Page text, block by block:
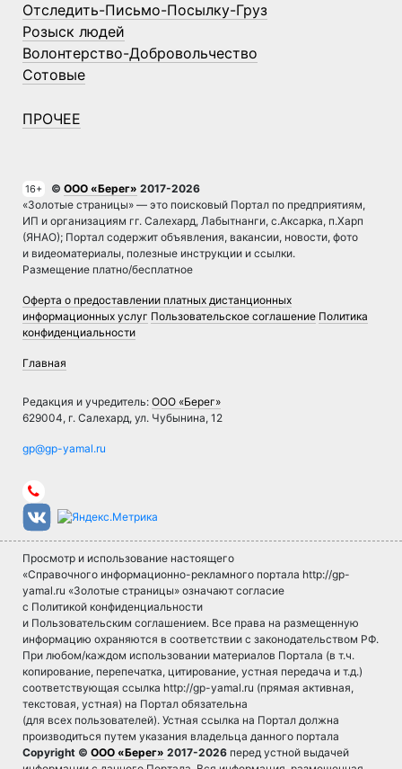
Отследить-Письмо-Посылку-Груз
Розыск людей
Волонтерство-Добровольчество
Сотовые
ПРОЧЕЕ
16+ © ООО «Берег» 2017-2026
«Золотые страницы» — это поисковый Портал по предприятиям,
ИП и организациям гг. Салехард, Лабытнанги, с.Аксарка, п.Харп
(ЯНАО); Портал содержит объявления, вакансии, новости, фото
и видеоматериалы, полезные инструкции и ссылки.
Размещение платно/бесплатное
Оферта о предоставлении платных дистанционных
информационных услуг Пользовательское соглашение Политика
конфиденциальности
Главная
Редакция и учредитель: ООО «Берег»
629004, г. Салехард, ул. Чубынина, 12
Просмотр и использование настоящего
«Справочного информационно-рекламного портала http://gp-
yamal.ru «Золотые страницы» означают согласие
с Политикой конфиденциальности
и Пользовательским соглашением. Все права на размещенную
информацию охраняются в соответствии с законодательством РФ.
При любом/каждом использовании материалов Портала (в т.ч.
копирование, перепечатка, цитирование, устная передача и т.д.)
соответствующая ссылка http://gp-yamal.ru (прямая активная,
текстовая, устная) на Портал обязательна
(для всех пользователей). Устная ссылка на Портал должна
производиться путем указания владельца данного портала
Copyright © ООО «Берег» 2017-2026 перед устной выдачей